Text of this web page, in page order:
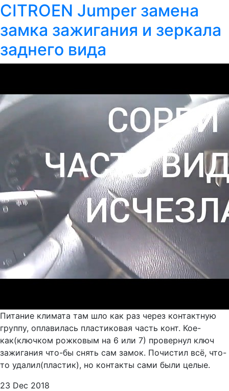
CITROEN Jumper замена
замка зажигания и зеркала
заднего вида
Питание климата там шло как раз через контактную
группу, оплавилась пластиковая часть конт. Кое-
как(ключком рожковым на 6 или 7) провернул ключ
зажигания что-бы снять сам замок. Почистил всё, что-
то удалил(пластик), но контакты сами были целые.
23 Dec 2018